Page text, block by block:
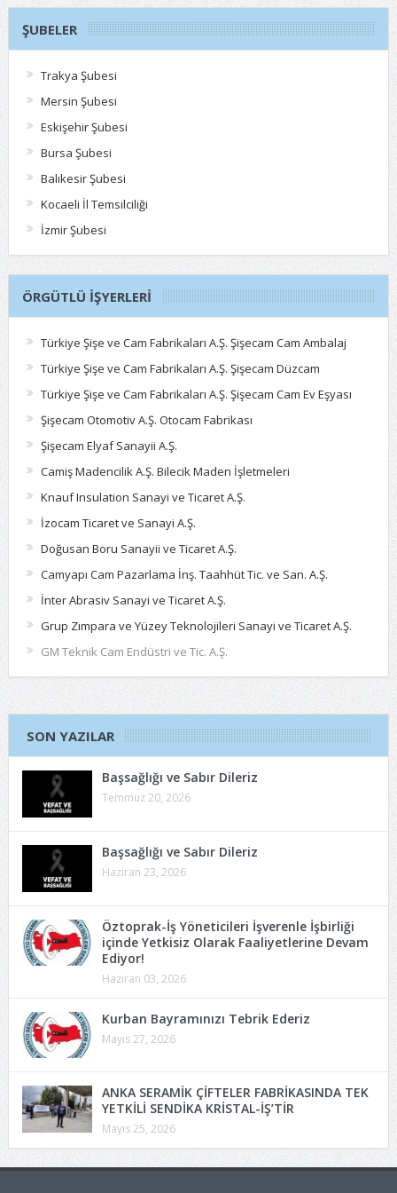
ŞUBELER
Trakya Şubesi
Mersin Şubesi
Eskişehir Şubesi
Bursa Şubesi
Balıkesir Şubesi
Kocaeli İl Temsilciliği
İzmir Şubesi
ÖRGÜTLÜ İŞYERLERI
Türkiye Şişe ve Cam Fabrikaları A.Ş. Şişecam Cam Ambalaj
Türkiye Şişe ve Cam Fabrikaları A.Ş. Şişecam Düzcam
Türkiye Şişe ve Cam Fabrikaları A.Ş. Şişecam Cam Ev Eşyası
Şişecam Otomotiv A.Ş. Otocam Fabrikası
Şişecam Elyaf Sanayii A.Ş.
Camiş Madencilik A.Ş. Bilecik Maden İşletmeleri
Knauf Insulation Sanayi ve Ticaret A.Ş.
İzocam Ticaret ve Sanayi A.Ş.
Doğusan Boru Sanayii ve Ticaret A.Ş.
Camyapı Cam Pazarlama İnş. Taahhüt Tic. ve San. A.Ş.
İnter Abrasiv Sanayi ve Ticaret A.Ş.
Grup Zımpara ve Yüzey Teknolojileri Sanayi ve Ticaret A.Ş.
GM Teknik Cam Endüstri ve Tic. A.Ş.
SON YAZILAR
Başsağlığı ve Sabır Dileriz
Temmuz 20, 2026
Başsağlığı ve Sabır Dileriz
Haziran 23, 2026
Öztoprak-İş Yöneticileri İşverenle İşbirliği
içinde Yetkisiz Olarak Faaliyetlerine Devam
Ediyor!
Haziran 03, 2026
Kurban Bayramınızı Tebrik Ederiz
Mayıs 27, 2026
ANKA SERAMİK ÇİFTELER FABRİKASINDA TEK
YETKİLİ SENDİKA KRİSTAL-İŞ’TİR
Mayıs 25, 2026